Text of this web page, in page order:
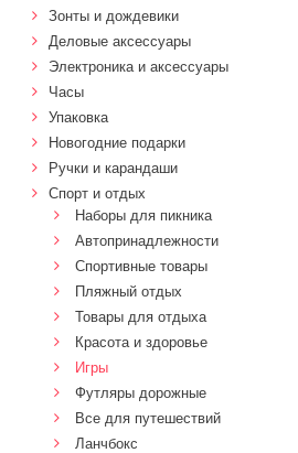
Зонты и дождевики
Деловые аксессуары
Электроника и аксессуары
Часы
Упаковка
Новогодние подарки
Ручки и карандаши
Спорт и отдых
Наборы для пикника
Автопринадлежности
Спортивные товары
Пляжный отдых
Товары для отдыха
Красота и здоровье
Игры
Футляры дорожные
Все для путешествий
Ланчбокс